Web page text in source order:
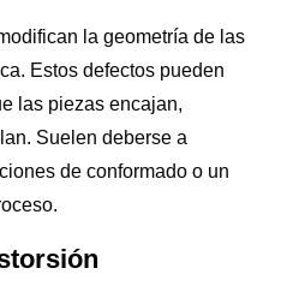
la geometría de las
Estos defectos pueden
las piezas encajan,
Suelen deberse a
de conformado o un